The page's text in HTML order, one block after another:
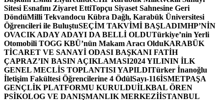
Sitesi Esnafını Ziyaret EttiTopçu Siyaset Sahnesine Geri
DöndüMilli Tekvandocu Kübra Dağlı, Karabük Üniversitesi
Öğrencileri ile BuluştuSEÇİM TAKVİMİ BAŞLADIMHP’NİN
OVACIK ADAY ADAYI DA BELLİ OLDUTürkiye’nin Yerli
Otomobili TOGG KBÜ’nün Makam Aracı OlduKARABÜK
TİCARET VE SANAYİ ODASI BAŞKANI FATİH
ÇAPRAZ’IN BASIN AÇIKLAMASI2024 YILININ İLK
GENEL MECLİS TOPLANTISI YAPILDITürker İnanoğlu
İletişim Fakültesi Öğrencilerine 4 ÖdülSayı-116İSMETPAŞA
GENÇLİK PLATFORMU KURULDUİLKBAL ÖREN
PSİKOLOG VE DANIŞMANLIK MERKEZİİSTANBUL